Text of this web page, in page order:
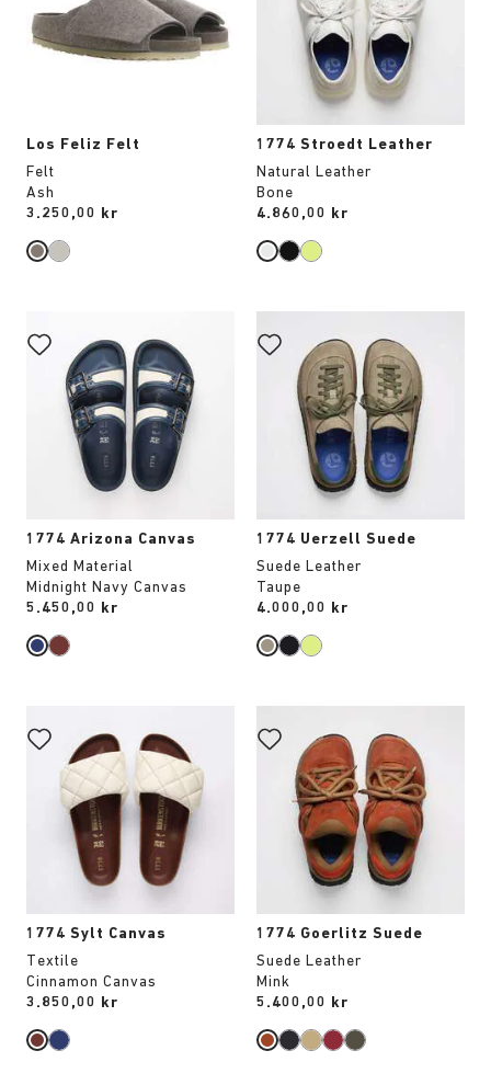
Los Feliz Felt
Felt
Ash
Price:
3.250,00 kr
att
uppdatera
produktbilden
1774 Stroedt Leather
Natural Leather
Bone
Price:
4.860,00 kr
uppdatera
produktbilden
1774 Arizona Canvas
Mixed Material
Midnight Navy Canvas
Price:
5.450,00 kr
med
provfärger
kommer
uppdatera
produktbilden
1774 Uerzell Suede
Suede Leather
Taupe
Price:
4.000,00 kr
med
provfärger
kommer
uppdatera
produktbilden
1774 Sylt Canvas
Textile
Cinnamon Canvas
Price:
3.850,00 kr
med
provfärger
kommer
uppdatera
produktbilden
1774 Goerlitz Suede
Suede Leather
Mink
Price:
5.400,00 kr
med
provfärger
kommer
uppdatera
produktbilden